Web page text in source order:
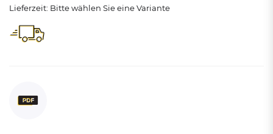
Lieferzeit: Bitte wählen Sie eine Variante